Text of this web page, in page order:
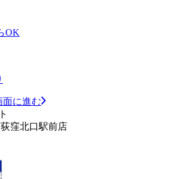
OK
面に進む
窪北口駅前店